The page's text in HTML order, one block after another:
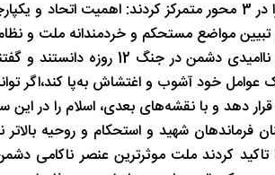
مواضع مستحکم و خردمندانه ملت و نظام
ایشان در تبیین اولین محور، اتحاد
خود آشوب و اغتشاش به‌پا کند،‌اگر
دهد و با نقشه‌های بعدی، اسلام را در این
شهید و استحکام و روحیه بالاتر
کردند ملت موثرترین عنصر ناکامی